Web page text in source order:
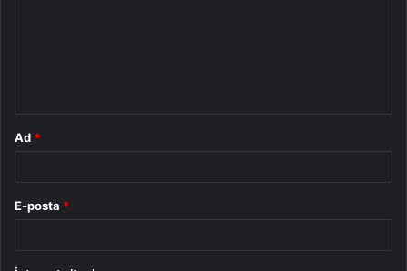
Ad *
E-posta *